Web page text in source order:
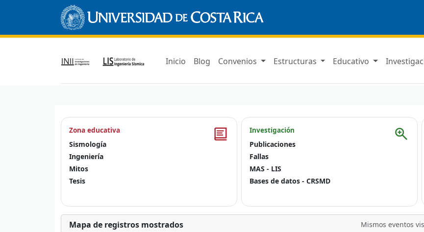
Inicio Blog Convenios Estructuras Educativo
Zona educativa
Sismología
Ingeniería
Mitos
Tesis
Investigación
Publicaciones
Fallas
MAS - LIS
Bases de datos - CRSMD
Mapa de registros mostrados Mismos eventos